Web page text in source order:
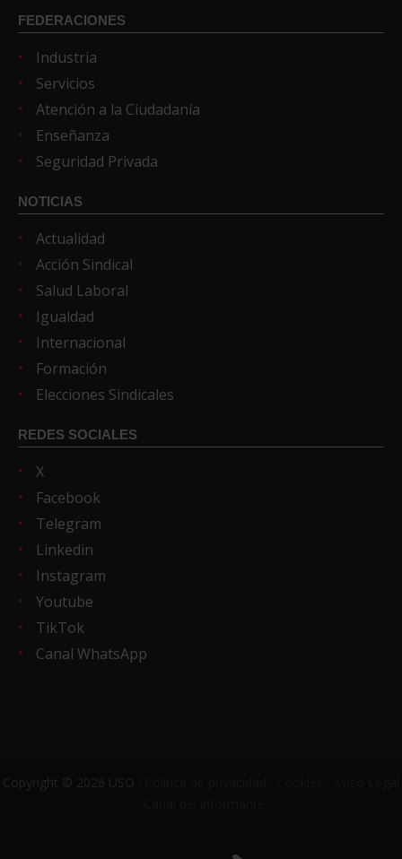
FEDERACIONES
Industria
Servicios
Atención a la Ciudadanía
Enseñanza
Seguridad Privada
NOTICIAS
Actualidad
Acción Sindical
Salud Laboral
Igualdad
Internacional
Formación
Elecciones Sindicales
REDES SOCIALES
X
Facebook
Telegram
Linkedin
Instagram
Youtube
TikTok
Canal WhatsApp
Copyright © 2026 USO ·